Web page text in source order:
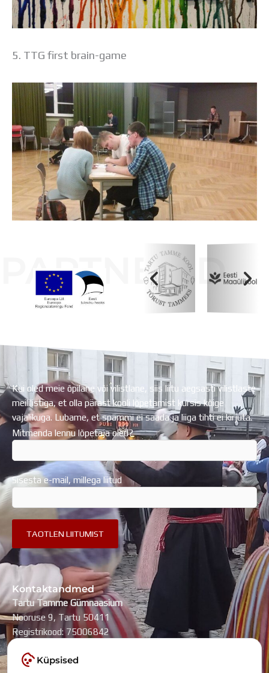
5. TTG first brain-game
PARTNERID
Kui oled meie õpilane või vilistlane, siis liitu aegsasti vilistlaste
meililistiga, et olla pärast kooli lõpetamist kursis kõige
vajalikuga. Lubame, et spämmi ei saada ja liiga tihti ei kirjuta.
Mitmenda lennu lõpetaja oled?
Sisesta e-mail, millega liitud
Kontaktandmed
Tartu Tamme Gümnaasium
Nooruse 9, Tartu 50411
Registrikood: 75006842
KONTAKTID
Küpsised